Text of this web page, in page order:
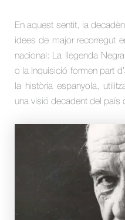
En aquest sentit, la
idees de major recorregut
nacional: La llegenda
o la Inquisició formen part
la història espanyola,
una visió decadent del país